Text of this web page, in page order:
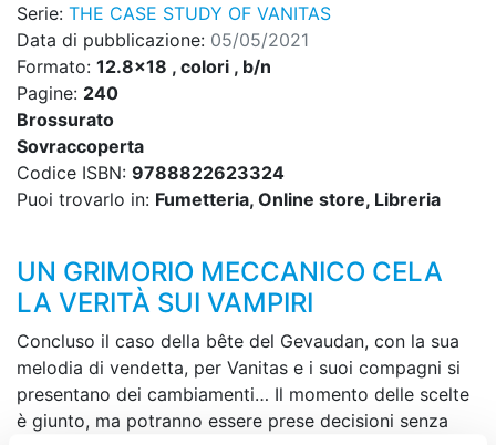
Serie: THE CASE STUDY OF VANITAS
Data di pubblicazione: 05/05/2021
Formato: 12.8x18 , colori , b/n
Pagine: 240
Brossurato
Sovraccoperta
Codice ISBN: 9788822623324
Puoi trovarlo in: Fumetteria, Online store, Libreria
UN GRIMORIO MECCANICO CELA
LA VERITÀ SUI VAMPIRI
Concluso il caso della bête del Gevaudan, con la sua
melodia di vendetta, per Vanitas e i suoi compagni si
presentano dei cambiamenti… Il momento delle scelte
è giunto, ma potranno essere prese decisioni senza